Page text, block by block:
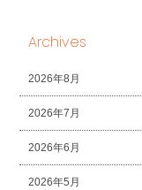
Archives
2026年8月
2026年7月
2026年6月
2026年5月